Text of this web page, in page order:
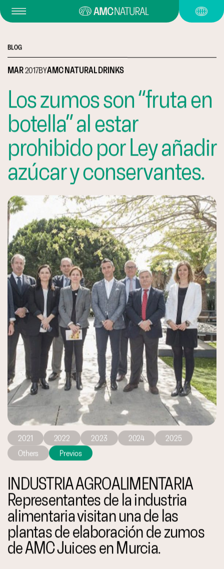
BLOG
MAR2017BYAMC NATURAL DRINKS
Los zumos son “fruta en
botella” al estar
prohibido por Ley añadir
azúcar y conservantes.
2021 2022 2023 2024
2025
Others
Previos
INDUSTRIA AGROALIMENTARIA
Representantes de la industria
alimentaria visitan una de las
plantas de elaboración de zumos
de AMC Juices en Murcia.